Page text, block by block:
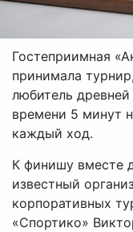
Гостеприимная
принимала
любитель
времени 5 минут
каждый ход.
К финишу вместе
известный
корпоративных
«Спортико»